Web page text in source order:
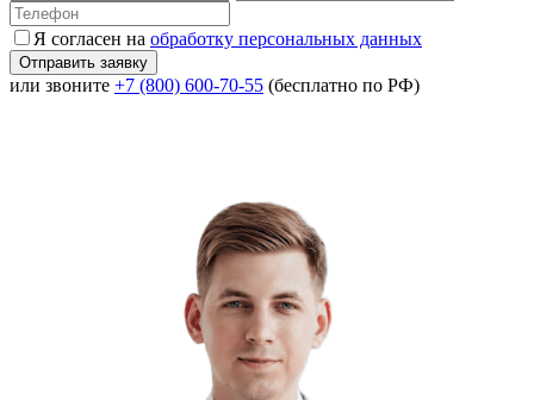
Я согласен на обработку персональных данных
или звоните +7 (800) 600-70-55 (бесплатно по РФ)